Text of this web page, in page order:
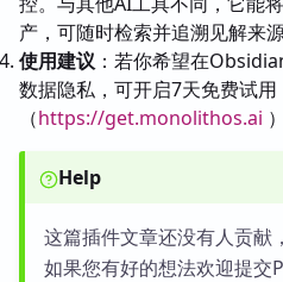
产，可随时检索并追溯见解来源
使用建议 ：若你希望在
数据隐私，可开启7天免费试用
（https://get.monolithos.ai
Help
这篇插件文章还没有人贡献
如果您有好的想法欢迎提交